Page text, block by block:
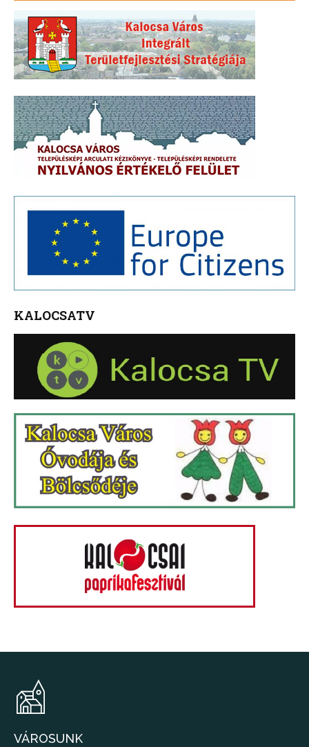
KALOCSATV
VÁROSUNK